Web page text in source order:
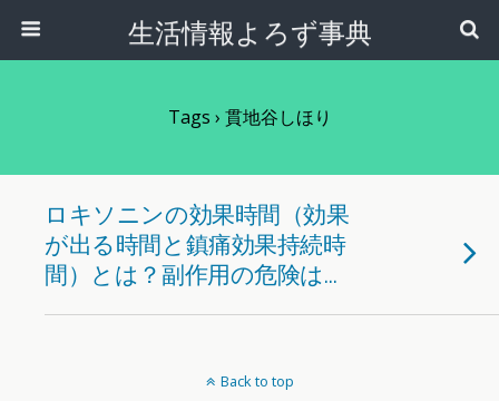
生活情報よろず事典
Tags › 貫地谷しほり
ロキソニンの効果時間（効果
が出る時間と鎮痛効果持続時
間）とは？副作用の危険は…
Back to top